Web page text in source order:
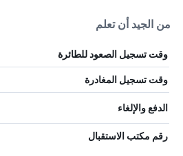
من الجيد أن تعلم
وقت تسجيل الصعود للطائرة
وقت تسجيل المغادرة
الدفع والإلغاء
رقم مكتب الاستقبال